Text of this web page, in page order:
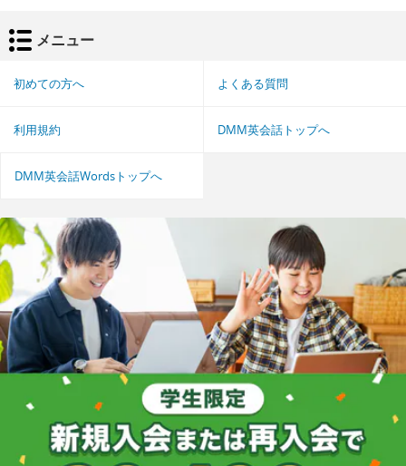
メニュー
初めての方へ よくある質問
利用規約 DMM英会話トップへ
DMM英会話Wordsトップへ